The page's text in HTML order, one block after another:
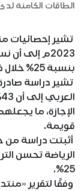
الطاقات الكامنة
2023م إلى
بنسبة 25% خلال فترات الإجازات!
تشير دراسة
الإجازة، ما
قويمة.
25%.